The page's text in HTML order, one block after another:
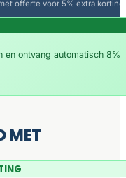
offerte voor 5% extra korting.
en ontvang automatisch 8%
MET